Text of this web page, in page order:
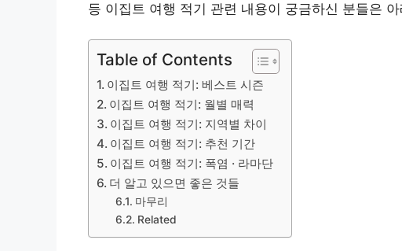
등 이집트 여행 적기 관련 내용이 궁금하신 분들은
Table of Contents
이집트 여행 적기: 베스트 시즌
이집트 여행 적기: 월별 매력
이집트 여행 적기: 지역별 차이
이집트 여행 적기: 추천 기간
이집트 여행 적기: 폭염 · 라마단
더 알고 있으면 좋은 것들
마무리
Related